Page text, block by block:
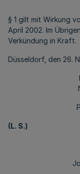
§ 1 gilt mit Wirkung
April 2002. Im
Verkündung in Kraft.
Düsseldorf, den 26.
(L. S.)